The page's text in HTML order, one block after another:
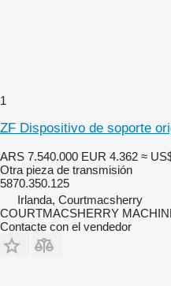
1
ZF Dispositivo de soporte
ARS 7.540.000 EUR 4.362 ≈
Otra pieza de transmisión
5870.350.125
Irlanda, Courtmacsherry
COURTMACSHERRY
Contacte con el vendedor